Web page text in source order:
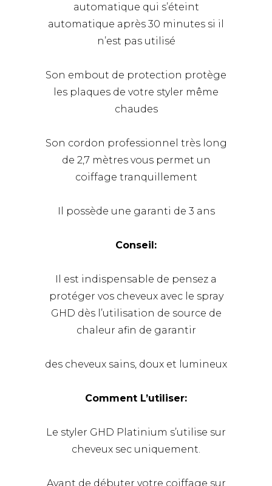
automatique qui s’éteint
automatique après 30 minutes si il
n’est pas utilisé
Son embout de protection protège
les plaques de votre styler même
chaudes
Son cordon professionnel très long
de 2,7 mètres vous permet un
coiffage tranquillement
Il possède une garanti de 3 ans
Conseil:
Il est indispensable de pensez a
protéger vos cheveux avec le spray
GHD dès l’utilisation de source de
chaleur afin de garantir
des cheveux sains, doux et lumineux
Comment L’utiliser:
Le styler GHD Platinium s’utilise sur
cheveux sec uniquement.
Avant de débuter votre coiffage sur